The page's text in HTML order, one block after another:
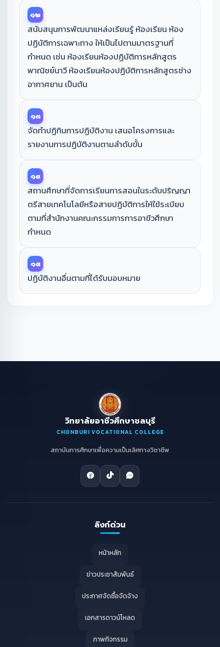
๑๒
สนับสนุนการพัฒนาแหล่งเรียนรู้ ห้องเรียน ห้อง
ปฏิบัติการเฉพาะทาง ให้เป็นไปตามมาตรฐานที่
กำหนด เช่น ห้องเรียนห้องปฏิบัติการหลักสูตร
พาณิชย์นาวี ห้องเรียนห้องปฏิบัติการหลักสูตรช่าง
อากาศยาน เป็นต้น
๑๓
จัดทำปฏิทินการปฏิบัติงาน เสนอโครงการและ
รายงานการปฏิบัติงานตามลำดับขั้น
๑๔
สถานศึกษาที่จัดการเรียนการสอนในระดับปริญญา
ตรีสายเทคโนโลยีหรือสายปฏิบัติการให้ใช้ระเบียบ
ตามที่สำนักงานคณะกรรมการการอาชีวศึกษา
กำหนด
๑๕
ปฏิบัติงานอื่นตามที่ได้รับมอบหมาย
วิทยาลัยอาชีวศึกษาชลบุรี
CHONBURI VOCATIONAL COLLEGE
สถาบันการศึกษาเพื่อความเป็นเลิศทางวิชาชีพ
ลิงก์ด่วน
หน้าหลัก
ข่าวประชาสัมพันธ์
ประกาศจัดซื้อจัดจ้าง
เอกสารดาวน์โหลด
ภาพกิจกรรม